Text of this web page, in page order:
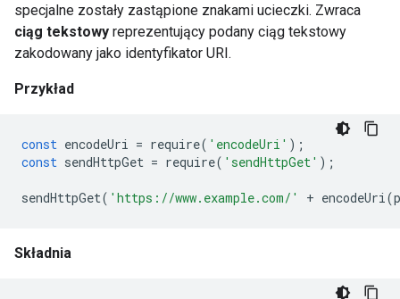
specjalne zostały zastąpione znakami ucieczki. Zwraca
ciąg tekstowy reprezentujący podany ciąg tekstowy
zakodowany jako identyfikator URI.
Przykład
const encodeUri = require( 'encodeUri' );
const sendHttpGet = require( 'sendHttpGet' );
sendHttpGet( 'https://www.example.com/' + encodeUri(
Składnia